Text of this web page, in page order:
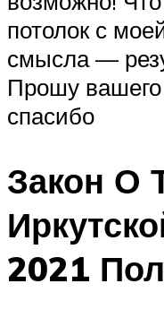
потолок с
смысла —
Прошу вашего
спасибо
Закон О
2021